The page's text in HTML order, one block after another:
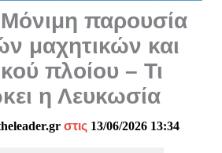
παρουσία
μαχητικών και
πλοίου – Τι
η Λευκωσία
στις 13/06/2026 13:34